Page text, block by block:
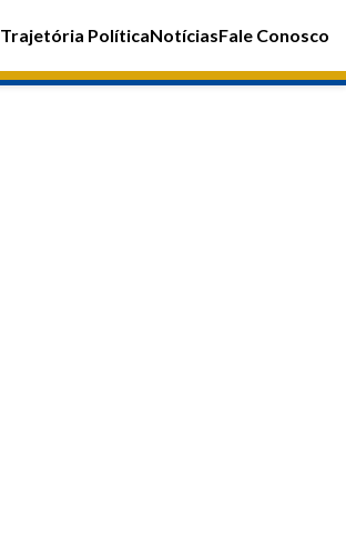
Trajetória PolíticaNotíciasFale Conosco